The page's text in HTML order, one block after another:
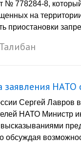
№ 778284-8,
на
приостановки
Талибан
заявления
Сергей Лавров
НАТО Министр
обсуждая